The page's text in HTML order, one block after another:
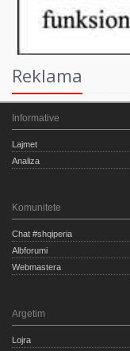
Reklama
Informative
Lajmet
Analiza
Komunitete
Chat #shqiperia
Albforumi
Webmastera
Argetim
Lojra